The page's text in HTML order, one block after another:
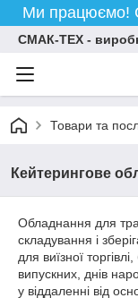
Ми працюємо!
СМАК-ТЕХ -
Товари та
Кейтерингове
Обладнання для
складування і
для виїзної
випускних, днів
у віддаленні від